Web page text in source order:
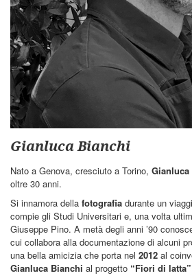
Gianluca Bianchi
Nato a Genova, cresciuto a Torino,
oltre 30 anni.
Si innamora della fotografia durante un
compie gli Studi Universitari e, una volta
Giuseppe Pino. A metà degli anni ’90
cui collabora alla documentazione di alcuni
una bella amicizia che porta nel 2012 al
Gianluca Bianchi al progetto “Fiori di latta”